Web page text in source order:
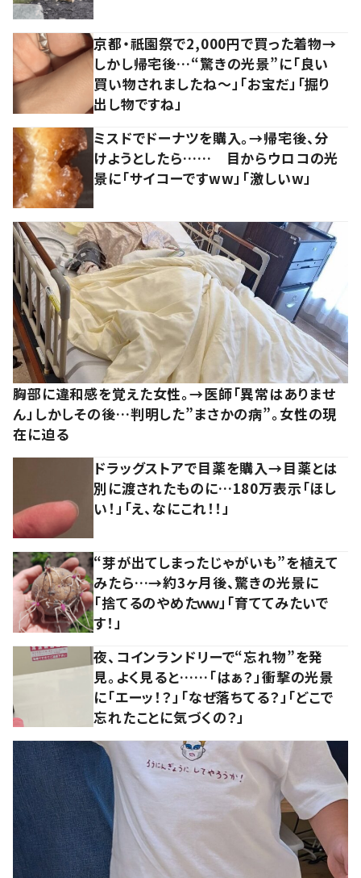
京都・祇園祭で2,000円で買った着物→
しかし帰宅後…“驚きの光景”に「良い
買い物されましたね～」「お宝だ」「掘り
出し物ですね」
ミスドでドーナツを購入。→帰宅後、分
けようとしたら…… 目からウロコの光
景に「サイコーですww」「激しいw」
胸部に違和感を覚えた女性。→医師「異常はありませ
ん」しかしその後…判明した”まさかの病”。女性の現
在に迫る
ドラッグストアで目薬を購入→目薬とは
別に渡されたものに…180万表示「ほし
い！」「え、なにこれ！！」
“芽が出てしまったじゃがいも”を植えて
みたら…→約3ヶ月後、驚きの光景に
「捨てるのやめたｗｗ」「育ててみたいで
す！」
夜、コインランドリーで“忘れ物”を発
見。よく見ると……「はぁ？」衝撃の光景
に「エーッ！？」「なぜ落ちてる？」「どこで
忘れたことに気づくの？」